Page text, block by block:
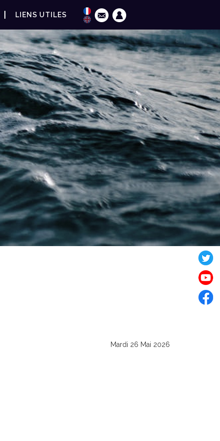
LIENS UTILES
Mardi 26 Mai 2026